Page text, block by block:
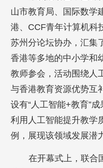
山市教育局、国际数学
港、CCF青年计算机科
苏州分论坛协办，汇集
香港等多地的中小学和
教师参会，活动围绕人
与香港教育资源优势互
设有“人工智能+教育”
利用人工智能提升教学
例，展现该领域发展潜
在开幕式上，联合